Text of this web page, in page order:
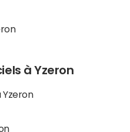
à Yzeron
Yzeron